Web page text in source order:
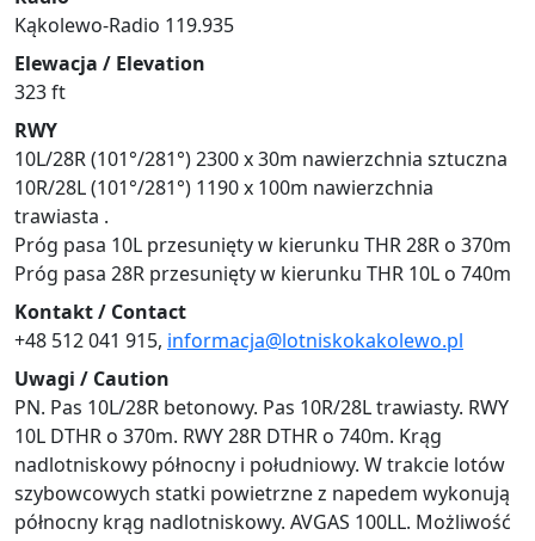
Kąkolewo-Radio 119.935
Elewacja / Elevation
323 ft
RWY
10L/28R (101°/281°) 2300 x 30m nawierzchnia sztuczna
10R/28L (101°/281°) 1190 x 100m nawierzchnia
trawiasta .
Próg pasa 10L przesunięty w kierunku THR 28R o 370m
Próg pasa 28R przesunięty w kierunku THR 10L o 740m
Kontakt / Contact
+48 512 041 915, informacja@lotniskokakolewo.pl
Uwagi / Caution
PN. Pas 10L/28R betonowy. Pas 10R/28L trawiasty. RWY
10L DTHR o 370m. RWY 28R DTHR o 740m. Krąg
nadlotniskowy północny i południowy. W trakcie lotów
szybowcowych statki powietrzne z napedem wykonują
północny krąg nadlotniskowy. AVGAS 100LL. Możliwość